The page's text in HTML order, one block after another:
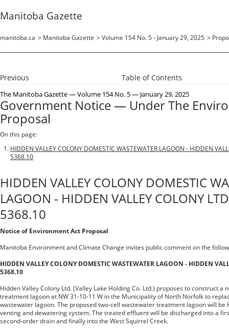
Manitoba Gazette
manitoba.ca > Manitoba Gazette > Volume 154 No. 5 - January 29, 2025 >
Previous Table of Contents
The Manitoba Gazette— Volume 154 No. 5 — January 29, 2025
Government Notice — Under The
Proposal
On this page:
HIDDEN VALLEY COLONY DOMESTIC WASTEWATER LAGOON - HIDDEN
5368.10
HIDDEN VALLEY COLONY DOMESTIC
LAGOON - HIDDEN VALLEY COLONY
5368.10
Notice of Environment Act Proposal
Manitoba Environment and Climate Change invites public comment on the
HIDDEN VALLEY COLONY DOMESTIC WASTEWATER LAGOON - HIDDEN
5368.10
Hidden Valley Colony Ltd. (Valley Lake Holding Co. Ltd.) proposes to construct a
treatment lagoon at NW 31-10-11 W in the Municipality of North Norfolk to
wastewater lagoon. The proposed two-cell wastewater treatment lagoon will be
venting and dewatering system. The treated effluent will be discharged into a
second-order drain and finally into the West Squirrel Creek.